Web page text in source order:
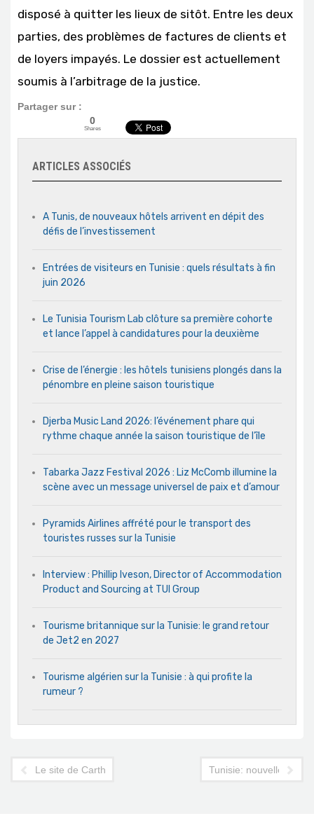
disposé à quitter les lieux de sitôt. Entre les deux
parties, des problèmes de factures de clients et
de loyers impayés. Le dossier est actuellement
soumis à l’arbitrage de la justice.
Partager sur :
0
Shares
ARTICLES ASSOCIÉS
A Tunis, de nouveaux hôtels arrivent en dépit des
défis de l’investissement
Entrées de visiteurs en Tunisie : quels résultats à fin
juin 2026
Le Tunisia Tourism Lab clôture sa première cohorte
et lance l’appel à candidatures pour la deuxième
Crise de l’énergie : les hôtels tunisiens plongés dans la
pénombre en pleine saison touristique
Djerba Music Land 2026: l’événement phare qui
rythme chaque année la saison touristique de l’île
Tabarka Jazz Festival 2026 : Liz McComb illumine la
scène avec un message universel de paix et d’amour
Pyramids Airlines affrété pour le transport des
touristes russes sur la Tunisie
Interview : Phillip Iveson, Director of Accommodation
Product and Sourcing at TUI Group
Tourisme britannique sur la Tunisie: le grand retour
de Jet2 en 2027
Tourisme algérien sur la Tunisie : à qui profite la
rumeur ?
Le site de Carthage sera-t-il privé de sa place au patrimoine
Tunisie: nouvelle